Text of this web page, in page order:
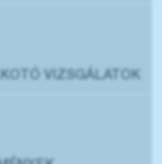
VIZSGÁLATOK